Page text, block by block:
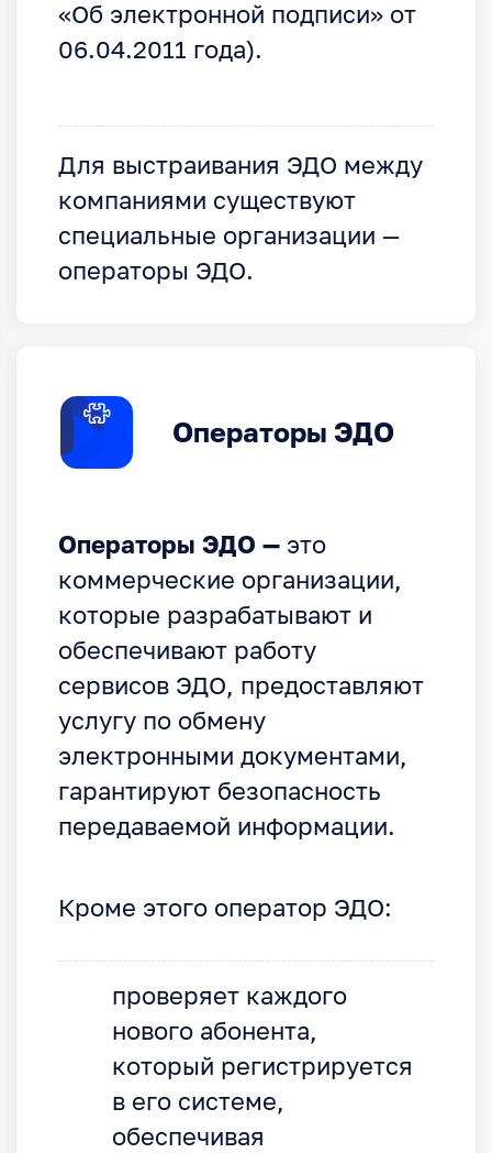
«Об электронной подписи» от
06.04.2011 года).
Для выстраивания ЭДО между
компаниями существуют
специальные организации —
операторы ЭДО.
Операторы ЭДО
Операторы ЭДО — это
коммерческие организации,
которые разрабатывают и
обеспечивают работу
сервисов ЭДО, предоставляют
услугу по обмену
электронными документами,
гарантируют безопасность
передаваемой информации.
Кроме этого оператор ЭДО:
проверяет каждого
нового абонента,
который регистрируется
в его системе,
обеспечивая